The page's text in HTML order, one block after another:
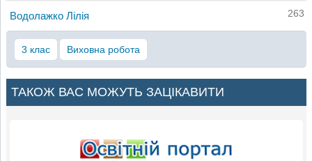
Водолажко Лілія 263
3 клас Виховна робота
ТАКОЖ ВАС МОЖУТЬ ЗАЦІКАВИТИ